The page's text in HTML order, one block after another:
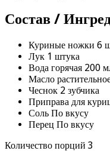
Состав /
Куриные ножки 6
Лук 1 штука
Вода горячая 200
Масло
Чеснок 2 зубчика
Приправа для
Соль По вкусу
Перец По вкусу
Количество порций 3